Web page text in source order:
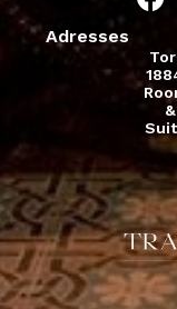
Adresses
&